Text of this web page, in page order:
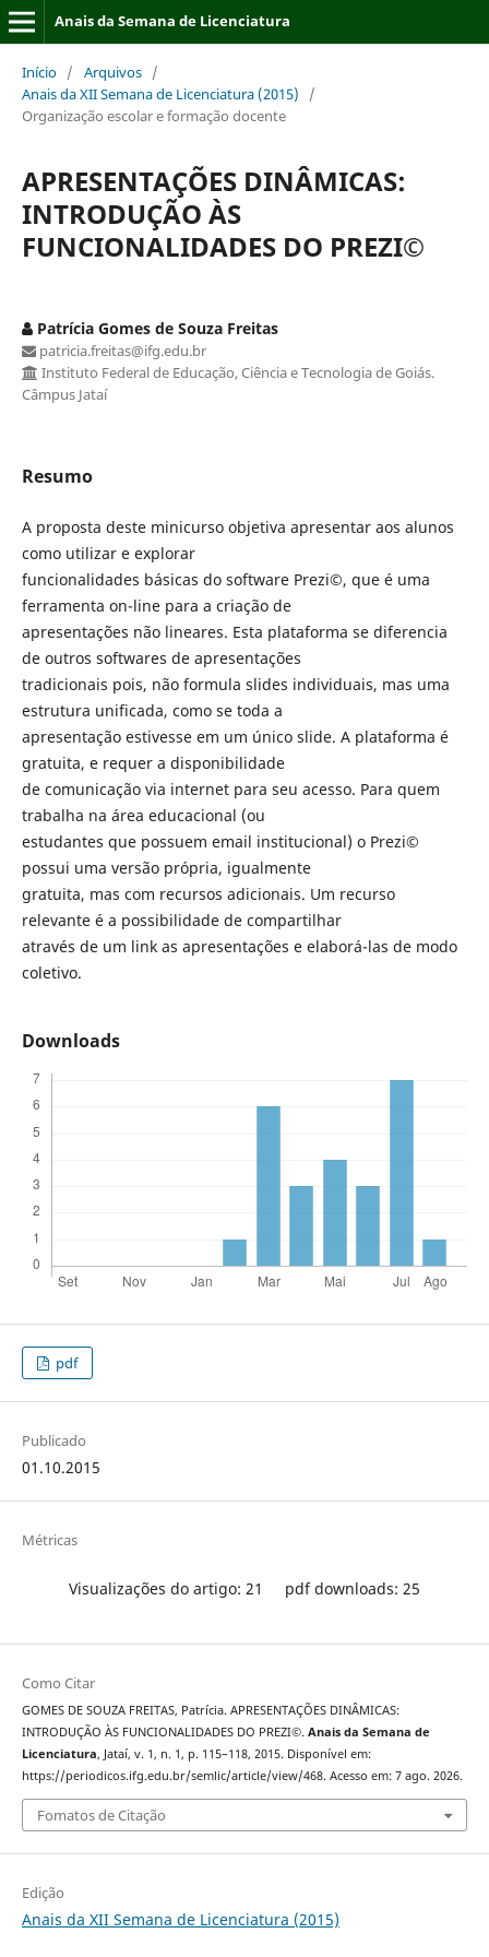
Anais da Semana de Licenciatura
Início / Arquivos /
Anais da XII Semana de Licenciatura (2015)
/
Organização escolar e formação docente
APRESENTAÇÕES DINÂMICAS:
INTRODUÇÃO ÀS
FUNCIONALIDADES DO PREZI©
Patrícia Gomes de Souza Freitas
patricia.freitas@ifg.edu.br
Instituto Federal de Educação, Ciência e Tecnologia de Goiás.
Câmpus Jataí
Resumo
A proposta deste minicurso objetiva apresentar aos alunos
como utilizar e explorar
funcionalidades básicas do software Prezi©, que é uma
ferramenta on-line para a criação de
apresentações não lineares. Esta plataforma se diferencia
de outros softwares de apresentações
tradicionais pois, não formula slides individuais, mas uma
estrutura unificada, como se toda a
apresentação estivesse em um único slide. A plataforma é
gratuita, e requer a disponibilidade
de comunicação via internet para seu acesso. Para quem
trabalha na área educacional (ou
estudantes que possuem email institucional) o Prezi©
possui uma versão própria, igualmente
gratuita, mas com recursos adicionais. Um recurso
relevante é a possibilidade de compartilhar
através de um link as apresentações e elaborá-las de modo
coletivo.
Downloads
pdf
Publicado
01.10.2015
Métricas
Visualizações do artigo: 21 pdf downloads: 25
Como Citar
GOMES DE SOUZA FREITAS, Patrícia. APRESENTAÇÕES DINÂMICAS:
INTRODUÇÃO ÀS FUNCIONALIDADES DO PREZI©. Anais da Semana de
Licenciatura, Jataí, v. 1, n. 1, p. 115–118, 2015. Disponível em:
https://periodicos.ifg.edu.br/semlic/article/view/468. Acesso em: 7 ago. 2026.
Fomatos de Citação
Edição
Anais da XII Semana de Licenciatura (2015)